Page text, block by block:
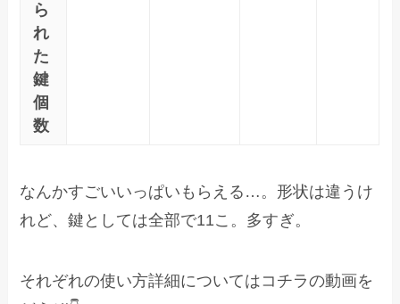
ら
れ
た
鍵
個
数
なんかすごいいっぱいもらえる…。形状は違うけ
れど、鍵としては全部で11こ。多すぎ。
それぞれの使い方詳細についてはコチラの動画を